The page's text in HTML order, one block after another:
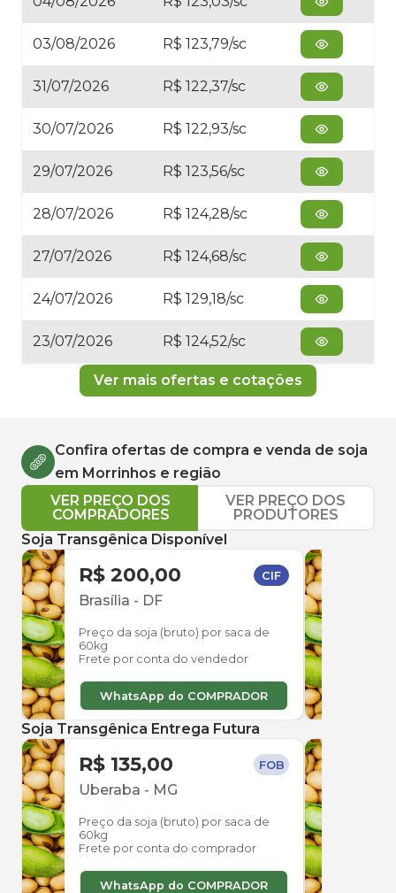
03/08/2026 R$ 123,79/sc
31/07/2026 R$ 122,37/sc
30/07/2026 R$ 122,93/sc
29/07/2026 R$ 123,56/sc
28/07/2026 R$ 124,28/sc
27/07/2026 R$ 124,68/sc
24/07/2026 R$ 129,18/sc
23/07/2026 R$ 124,52/sc
Ver mais ofertas e cotações
Confira ofertas de compra e venda de soja
em Morrinhos e região
VER PREÇO DOS
COMPRADORES
VER PREÇO DOS
PRODUTORES
Soja Transgênica Disponível
R$ 200,00 CIF
Brasília - DF
Preço da soja (bruto) por saca de
60kg
Frete por conta do vendedor
WhatsApp do COMPRADOR
Soja Transgênica Entrega Futura
R$ 135,00 FOB
Uberaba - MG
Preço da soja (bruto) por saca de
60kg
Frete por conta do comprador
WhatsApp do COMPRADOR